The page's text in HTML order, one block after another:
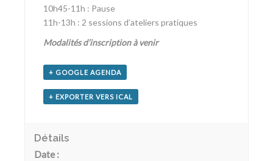
10h45-11h : Pause
11h-13h : 2 sessions d’ateliers pratiques
Modalités d’inscription à venir
+ GOOGLE AGENDA
+ EXPORTER VERS ICAL
Détails
Date :